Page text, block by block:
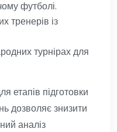
футболі.
тренерів із
турнірах для
етапів підготовки
дозволяє знизити
аналіз